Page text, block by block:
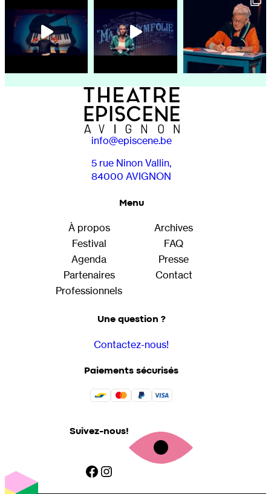
info@episcene.be
5 rue Ninon Vallin,
84000 AVIGNON
Menu
À propos
Festival
Agenda
Partenaires
Professionnels
Archives
FAQ
Presse
Contact
Une question ?
Contactez-nous!
Paiements sécurisés
Suivez-nous!
Facebook Instagram